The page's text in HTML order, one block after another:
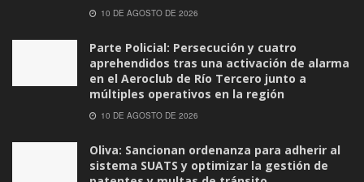
10 DE AGOSTO DE 2026
Parte Policial: Persecución y cuatro
aprehendidos tras una activación de alarma
en el Aeroclub de Río Tercero junto a
múltiples operativos en la región
10 DE AGOSTO DE 2026
Oliva: Sancionan ordenanza para adherir al
sistema SUATS y optimizar la gestión de